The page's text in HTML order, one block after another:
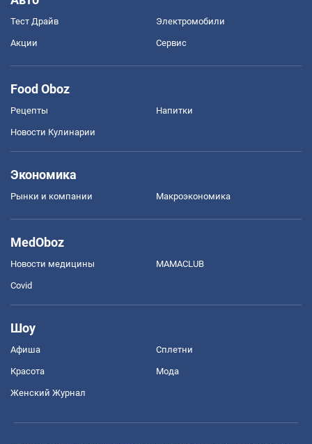
Тест Драйв Электромобили
Акции Сервис
Food Oboz
Рецепты Напитки
Новости Кулинарии
Экономика
Рынки и компании Mакроэкономика
MedOboz
Новости медицины MAMACLUB
Covid
Шоу
Афиша Сплетни
Красота Мода
Женский Журнал